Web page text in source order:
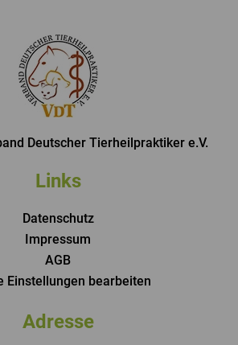
Deutscher Tierheilpraktiker e.V.
Links
Datenschutz
Impressum
AGB
Einstellungen bearbeiten
Adresse